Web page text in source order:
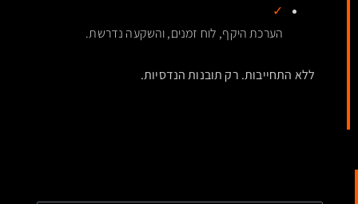
✓
הערכת היקף, לוח זמנים, והשקעה נדרשת.
ללא התחייבות. רק תובנות הנדסיות.